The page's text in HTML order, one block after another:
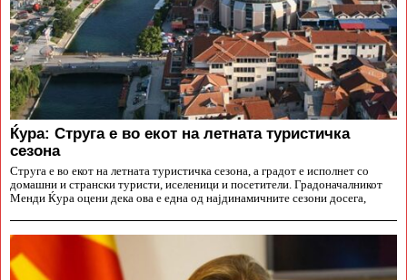
Ќура: Струга е во екот на летната туристичка
сезона
Струга е во екот на летната туристичка сезона, а градот е исполнет со
домашни и странски туристи, иселеници и посетители. Градоначалникот
Менди Ќура оцени дека ова е една од најдинамичните сезони досега,